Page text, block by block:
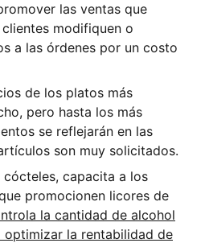
las ventas que
modifiquen o
a las órdenes por un costo
de los platos más
pero hasta los más
se reflejarán en las
son muy solicitados.
cócteles, capacita a los
promocionen licores de
la cantidad de alcohol
optimizar la rentabilidad de